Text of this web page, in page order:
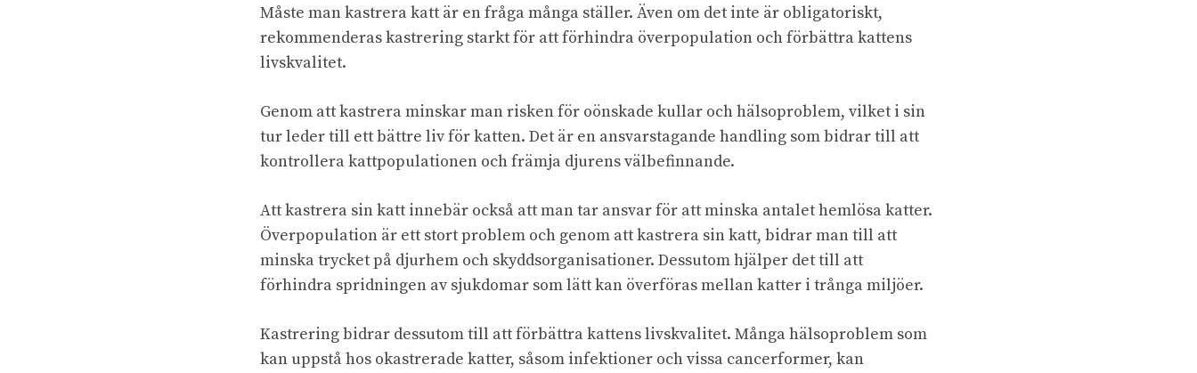
Måste man kastrera katt är en fråga många ställer. Även om det inte är obligatoriskt,
rekommenderas kastrering starkt för att förhindra överpopulation och förbättra kattens
livskvalitet.
Genom att kastrera minskar man risken för oönskade kullar och hälsoproblem, vilket i sin
tur leder till ett bättre liv för katten. Det är en ansvarstagande handling som bidrar till att
kontrollera kattpopulationen och främja djurens välbefinnande.
Att kastrera sin katt innebär också att man tar ansvar för att minska antalet hemlösa katter.
Överpopulation är ett stort problem och genom att kastrera sin katt, bidrar man till att
minska trycket på djurhem och skyddsorganisationer. Dessutom hjälper det till att
förhindra spridningen av sjukdomar som lätt kan överföras mellan katter i trånga miljöer.
Kastrering bidrar dessutom till att förbättra kattens livskvalitet. Många hälsoproblem som
kan uppstå hos okastrerade katter, såsom infektioner och vissa cancerformer, kan